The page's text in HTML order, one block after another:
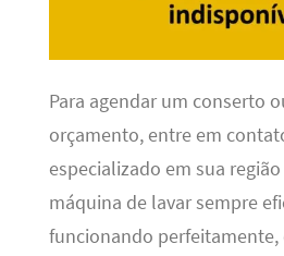
Para agendar um conserto
orçamento, entre em
especializado em sua
máquina de lavar sempre
funcionando